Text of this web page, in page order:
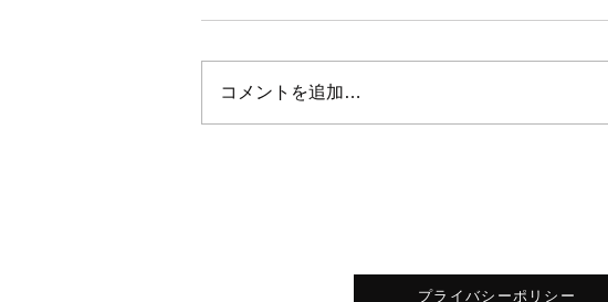
コメントを追加…
プライバシーポリシー